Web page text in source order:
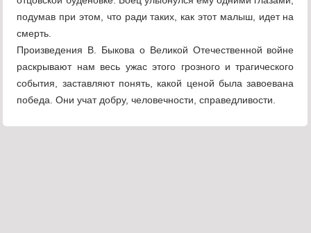
подумав при этом, что ради таких, как этот малыш, идет на
смерть.
Произведения В. Быкова о Великой Отечественной войне
раскрывают нам весь ужас этого грозного и трагического
события, заставляют понять, какой ценой была завоевана
победа. Они учат добру, человечности, справедливости.